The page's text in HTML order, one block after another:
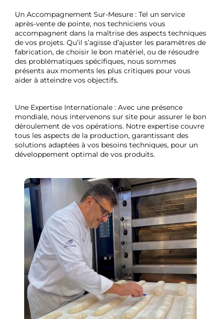
Un Accompagnement Sur-Mesure : Tel un service
après-vente de pointe, nos techniciens vous
accompagnent dans la maîtrise des aspects techniques
de vos projets. Qu’il s’agisse d’ajuster les paramètres de
fabrication, de choisir le bon matériel, ou de résoudre
des problématiques spécifiques, nous sommes
présents aux moments les plus critiques pour vous
aider à atteindre vos objectifs.
Une Expertise Internationale : Avec une présence
mondiale, nous intervenons sur site pour assurer le bon
déroulement de vos opérations. Notre expertise couvre
tous les aspects de la production, garantissant des
solutions adaptées à vos besoins techniques, pour un
développement optimal de vos produits.